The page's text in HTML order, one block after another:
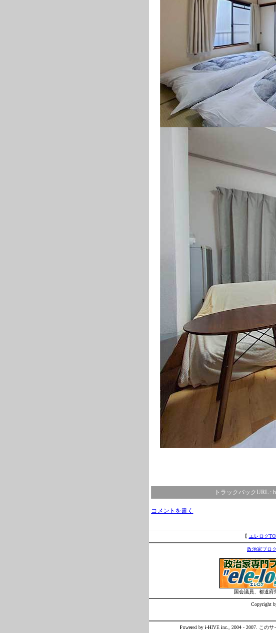
トラックバックURL :
コメントを書く
【 エレログ
政治家ブロ
国会議員、都道
Copyright
Powered by i-HIVE inc., 2004 - 2007. この